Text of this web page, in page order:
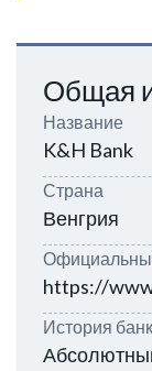
Общая
Название
K&H Bank
Страна
Венгрия
https://
История